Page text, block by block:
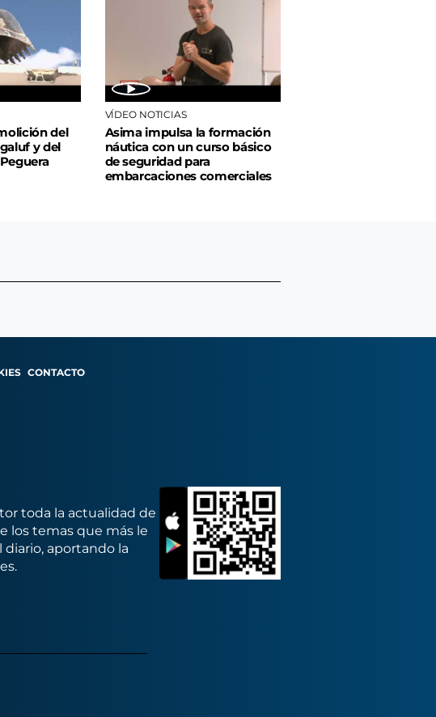
del
y del
VÍDEO NOTICIAS
Asima impulsa la formación
náutica con un curso básico
de seguridad para
embarcaciones comerciales
CONTACTO
toda la actualidad de
los temas que más le
aportando la